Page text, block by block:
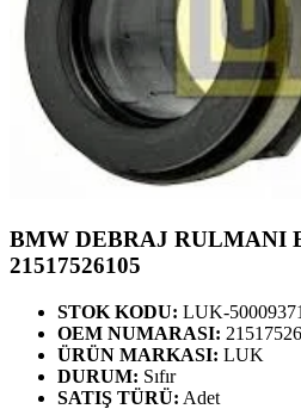
BMW DEBRAJ RULMANI
21517526105
STOK KODU: LUK-
OEM NUMARASI:
ÜRÜN MARKASI: LUK
DURUM: Sıfır
SATIŞ TÜRÜ: Adet